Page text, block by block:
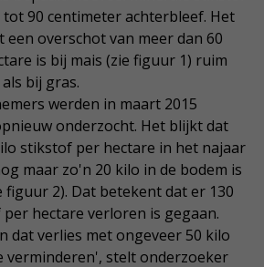
90 centimeter achterbleef. Het
een overschot van meer dan 60
is bij mais (zie figuur 1) ruim
bij gras.
werden in maart 2015
onderzocht. Het blijkt dat
stikstof per hectare in het najaar
maar zo'n 20 kilo in de bodem is
figuur 2). Dat betekent dat er 130
hectare verloren is gegaan.
dat verlies met ongeveer 50 kilo
verminderen', stelt onderzoeker